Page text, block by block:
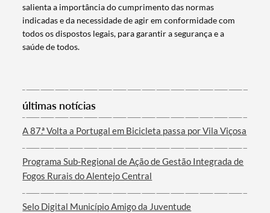
Termo de Pesquisa
Filtros
salienta a importância do cumprimento das normas
indicadas e da necessidade de agir em conformidade com
todos os dispostos legais, para garantir a segurança e a
saúde de todos.
últimas notícias
A 87.ª Volta a Portugal em Bicicleta passa por Vila Viçosa
Programa Sub-Regional de Ação de Gestão Integrada de
Fogos Rurais do Alentejo Central
Selo Digital Município Amigo da Juventude